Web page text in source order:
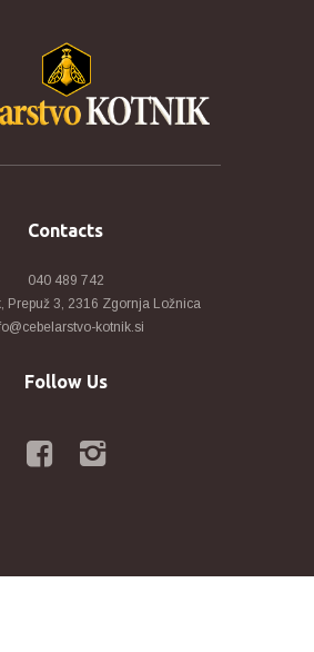
Contacts
040 489 742
Prepuž 3, 2316 Zgornja Ložnica
kotnik.si
Follow Us